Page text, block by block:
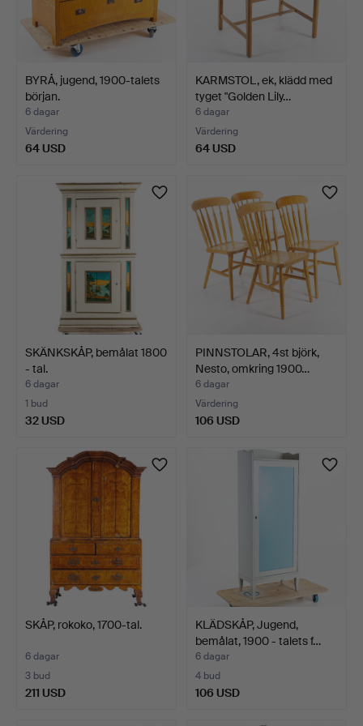
BYRÅ, jugend, 1900-talets
början.
6 dagar
Värdering
64 USD
KARMSTOL, ek, klädd med
tyget "Golden Lily…
6 dagar
Värdering
64 USD
SKÄNKSKÅP, bemålat 1800
- tal.
6 dagar
1 bud
32 USD
PINNSTOLAR, 4st björk,
Nesto, omkring 1900…
6 dagar
Värdering
106 USD
SKÅP, rokoko, 1700-tal.
6 dagar
3 bud
211 USD
KLÄDSKÅP, Jugend,
bemålat, 1900 - talets f…
6 dagar
4 bud
106 USD